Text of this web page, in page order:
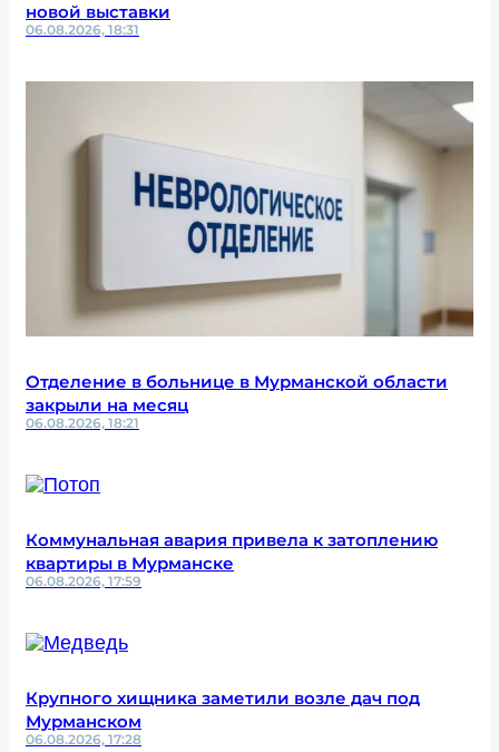
новой выставки
06.08.2026, 18:31
Отделение в больнице в Мурманской области
закрыли на месяц
06.08.2026, 18:21
Коммунальная авария привела к затоплению
квартиры в Мурманске
06.08.2026, 17:59
Крупного хищника заметили возле дач под
Мурманском
06.08.2026, 17:28